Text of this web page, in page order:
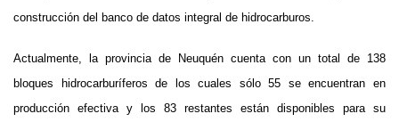
construcción del banco de datos integral de hidrocarburos.
Actualmente, la provincia de Neuquén cuenta con un total de 138
bloques hidrocarburíferos de los cuales sólo 55 se encuentran en
producción efectiva y los 83 restantes están disponibles para su